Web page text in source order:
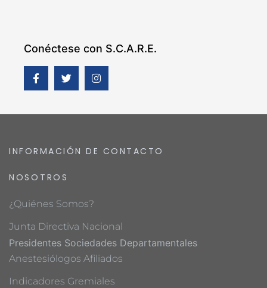
Conéctese con S.C.A.R.E.
INFORMACIÓN DE CONTACTO
NOSOTROS
¿Quiénes Somos?
Junta Directiva Nacional
Presidentes Sociedades Departamentales
Anestesiólogos Afiliados
Indicadores Gremiales